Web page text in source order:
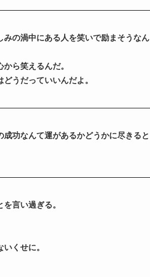
の渦中にある人を笑いで励まそうなん
ら笑えるんだ。
うだっていいんだよ。
功なんて運があるかどうかに尽きると
言い過ぎる。
くせに。